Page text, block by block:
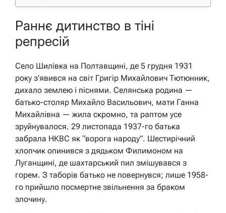
Раннє дитинство в тіні
репресій
Село Шилівка на Полтавщині, де 5 грудня 1931
року з’явився на світ Григір Михайлович Тютюнник,
дихало землею і піснями. Селянська родина —
батько-столяр Михайло Васильович, мати Ганна
Михайлівна — жила скромно, та раптом усе
зруйнувалося. 29 листопада 1937-го батька
забрала НКВС як “ворога народу”. Шестирічний
хлопчик опинився з дядьком Филимоном на
Луганщині, де шахтарський пил змішувався з
горем. З таборів батько не повернувся; лише 1958-
го прийшло посмертне звільнення за браком
злочину.